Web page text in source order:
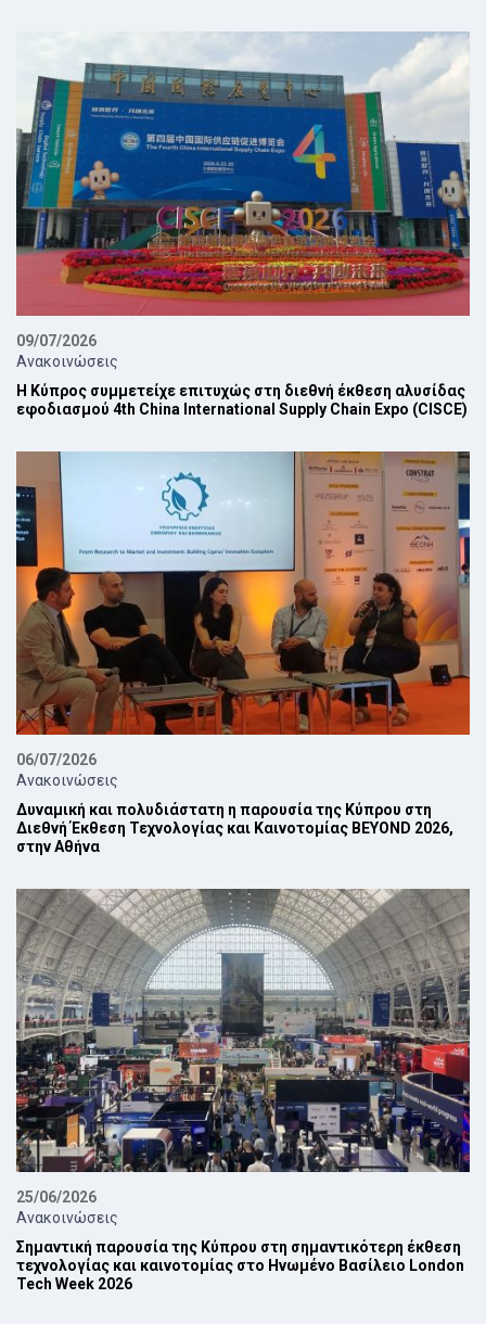
09/07/2026
Ανακοινώσεις
Η Κύπρος συμμετείχε επιτυχώς στη διεθνή έκθεση αλυσίδας
εφοδιασμού 4th China International Supply Chain Expo (CISCE)
06/07/2026
Ανακοινώσεις
Δυναμική και πολυδιάστατη η παρουσία της Κύπρου στη
Διεθνή Έκθεση Τεχνολογίας και Καινοτομίας BEYOND 2026,
στην Αθήνα
25/06/2026
Ανακοινώσεις
Σημαντική παρουσία της Κύπρου στη σημαντικότερη έκθεση
τεχνολογίας και καινοτομίας στο Ηνωμένο Βασίλειο London
Tech Week 2026